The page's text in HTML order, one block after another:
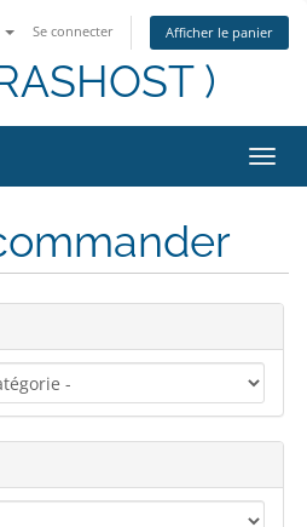
Se connecter Afficher le panier
)